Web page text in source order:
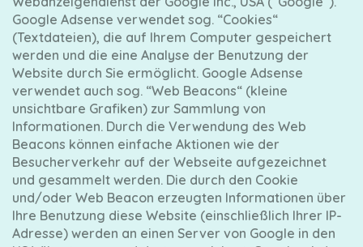
Google Adsense verwendet sog. “Cookies“
(Textdateien), die auf Ihrem Computer gespeichert
werden und die eine Analyse der Benutzung der
Website durch Sie ermöglicht. Google Adsense
verwendet auch sog. “Web Beacons“ (kleine
unsichtbare Grafiken) zur Sammlung von
Informationen. Durch die Verwendung des Web
Beacons können einfache Aktionen wie der
Besucherverkehr auf der Webseite aufgezeichnet
und gesammelt werden. Die durch den Cookie
und/oder Web Beacon erzeugten Informationen über
Ihre Benutzung diese Website (einschließlich Ihrer IP-
Adresse) werden an einen Server von Google in den